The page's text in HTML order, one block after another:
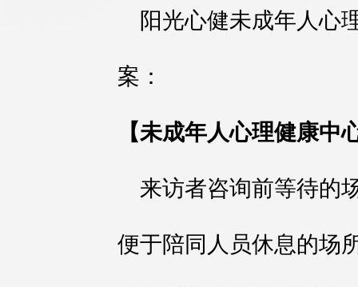
阳光心健未成年人心
案：
【未成年人心理健康中
来访者咨询前等待的
便于陪同人员休息的场